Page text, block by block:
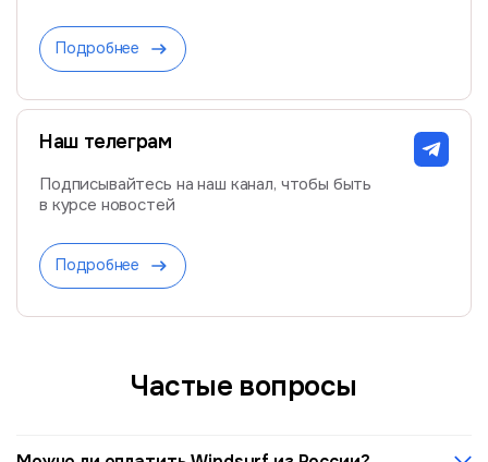
Подробнее
Наш телеграм
Подписывайтесь на наш канал, чтобы быть
в курсе новостей
Подробнее
Частые вопросы